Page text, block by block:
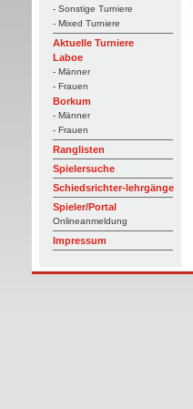
- Sonstige Turniere
- Mixed Turniere
Aktuelle Turniere
Laboe
- Männer
- Frauen
Borkum
- Männer
- Frauen
Ranglisten
Spielersuche
Schiedsrichter-lehrgänge
Spieler/Portal
Onlineanmeldung
Impressum